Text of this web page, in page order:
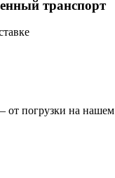
транспорт
от погрузки на